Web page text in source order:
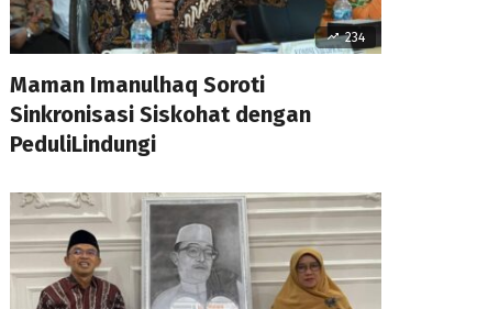
234
Maman Imanulhaq Soroti
Sinkronisasi Siskohat dengan
PeduliLindungi